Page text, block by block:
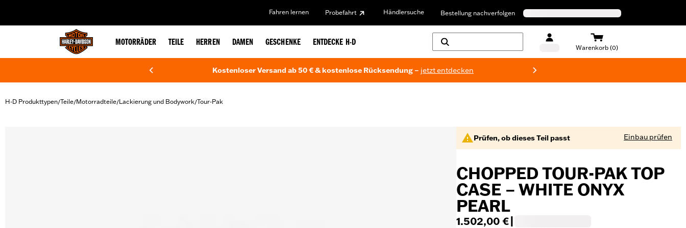
Fahren lernen Probefahrt Händlersuche Bestellung nachverfolgen
MOTORRÄDER TEILE HERREN DAMEN GESCHENKE ENTDECKE H-D
Warenkorb (0)
Kostenloser Versand ab 50 € & kostenlose Rücksendung – jetzt entdecken
H-D Produkttypen/Teile/Motorradteile/Lackierung und Bodywork/Tour-Pak
Prüfen, ob dieses Teil passt Einbau prüfen
CHOPPED TOUR-PAK TOP
CASE – WHITE ONYX
PEARL
1.502,00 €